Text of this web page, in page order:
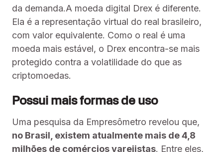
da demanda.A moeda digital Drex é diferente.
Ela é a representação virtual do real brasileiro,
com valor equivalente. Como o real é uma
moeda mais estável, o Drex encontra-se mais
protegido contra a volatilidade do que as
criptomoedas.
Possui mais formas de uso
Uma pesquisa da Empresômetro revelou que,
no Brasil, existem atualmente mais de 4,8
milhões de comércios varejistas. Entre eles,